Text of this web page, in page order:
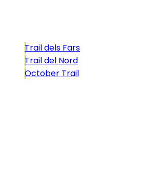
Trail dels Fars
Trail del Nord
October Trail